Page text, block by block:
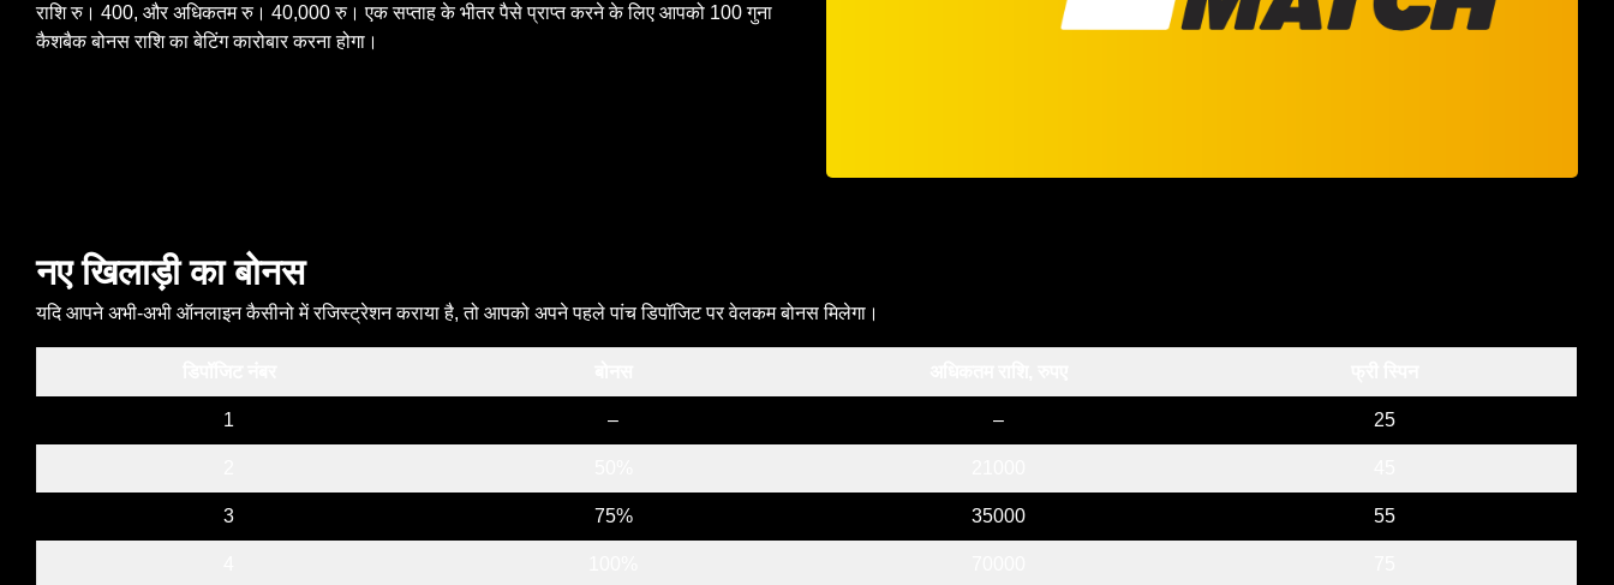
राशि रु। 400, और अधिकतम रु। 40,000 रु। एक सप्ताह के भीतर पैसे प्राप्त करने के लिए आपको 100 गुना
कैशबैक बोनस राशि का बेटिंग कारोबार करना होगा।
नए खिलाड़ी का बोनस
यदि आपने अभी-अभी ऑनलाइन कैसीनो में रजिस्ट्रेशन कराया है, तो आपको अपने पहले पांच डिपॉजिट पर वेलकम बोनस मिलेगा।
1 – – 25
3 75% 35000 55